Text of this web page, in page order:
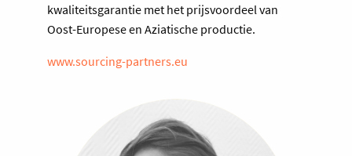
kwaliteitsgarantie met het prijsvoordeel van
Oost-Europese en Aziatische productie.
www.sourcing-partners.eu